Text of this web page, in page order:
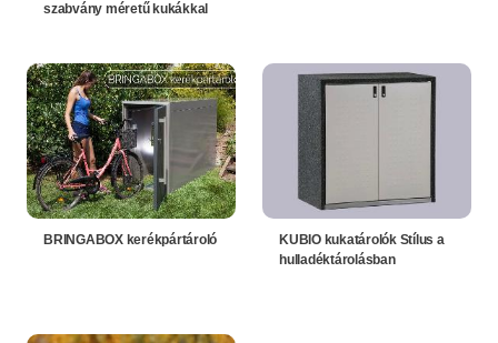
szabvány méretű kukákkal
BRINGABOX kerékpártároló
KUBIO kukatárolók Stílus a
hulladéktárolásban